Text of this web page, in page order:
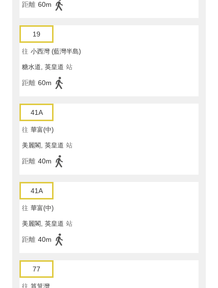
距離 60m
19
往 小西灣 (藍灣半島)
糖水道, 英皇道 站
距離 60m
41A
往 華富(中)
美麗閣, 英皇道 站
距離 40m
41A
往 華富(中)
美麗閣, 英皇道 站
距離 40m
77
往 筲箕灣